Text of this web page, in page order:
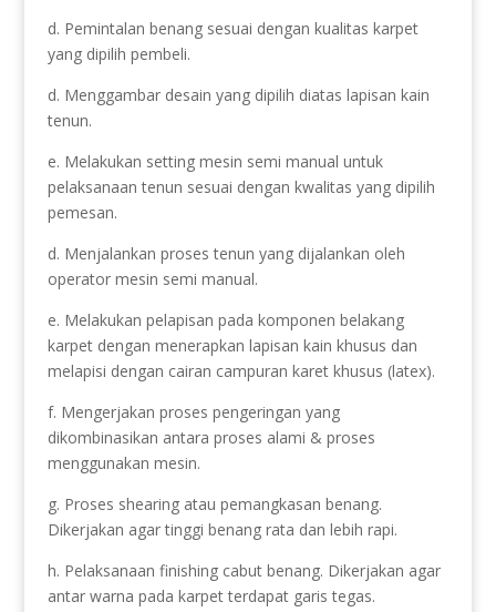
d. Pemintalan benang sesuai dengan kualitas karpet
yang dipilih pembeli.
d. Menggambar desain yang dipilih diatas lapisan kain
tenun.
e. Melakukan setting mesin semi manual untuk
pelaksanaan tenun sesuai dengan kwalitas yang dipilih
pemesan.
d. Menjalankan proses tenun yang dijalankan oleh
operator mesin semi manual.
e. Melakukan pelapisan pada komponen belakang
karpet dengan menerapkan lapisan kain khusus dan
melapisi dengan cairan campuran karet khusus (latex).
f. Mengerjakan proses pengeringan yang
dikombinasikan antara proses alami & proses
menggunakan mesin.
g. Proses shearing atau pemangkasan benang.
Dikerjakan agar tinggi benang rata dan lebih rapi.
h. Pelaksanaan finishing cabut benang. Dikerjakan agar
antar warna pada karpet terdapat garis tegas.